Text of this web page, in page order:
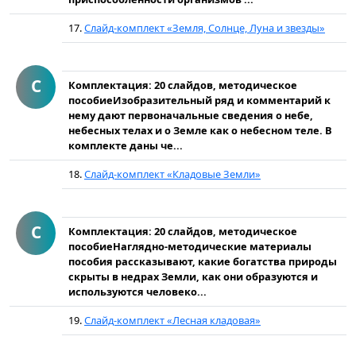
С
17.Слайд-комплект «Земля, Солнце, Луна и звезды»
Комплектация: 20 слайдов, методическое
пособиеИзобразительный ряд и комментарий к
нему дают первоначальные сведения о небе,
небесных телах и о Земле как о небесном теле. В
комплекте даны че...
С
18.Слайд-комплект «Кладовые Земли»
Комплектация: 20 слайдов, методическое
пособиеНаглядно-методические материалы
пособия рассказывают, какие богатства природы
скрыты в недрах Земли, как они образуются и
используются человеко...
19.Слайд-комплект «Лесная кладовая»